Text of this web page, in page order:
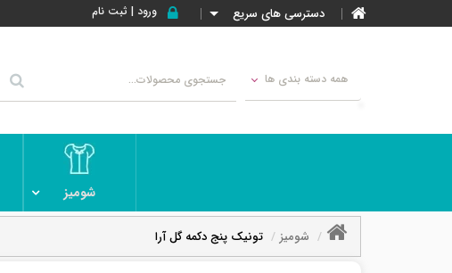
دسترسی های سریع ورود | ثبت نام
همه دسته بندی ها
شومیز
شومیز تونیک پنج دکمه گل آرا